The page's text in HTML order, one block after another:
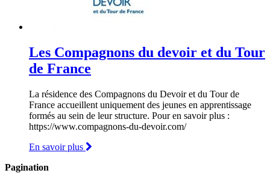
Les Compagnons du devoir et du Tour
de France
La résidence des Compagnons du Devoir et du Tour de
France accueillent uniquement des jeunes en apprentissage
formés au sein de leur structure. Pour en savoir plus :
https://www.compagnons-du-devoir.com/
En savoir plus
Pagination